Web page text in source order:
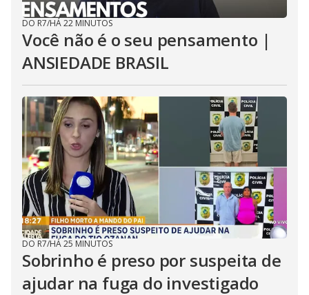
DO R7/HÁ 22 MINUTOS
Você não é o seu pensamento |
ANSIEDADE BRASIL
DO R7/HÁ 25 MINUTOS
Sobrinho é preso por suspeita de
ajudar na fuga do investigado